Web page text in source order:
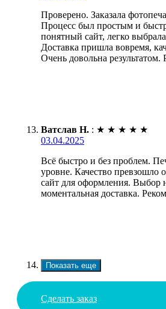
Проверено. Заказала
Процесс был простым и
понятный сайт, легко
Доставка пришла вовремя,
Очень довольна
Ватслав Н. : ★ ★ ★ ★ ★
03.04.2025
Всё быстро и без проблем.
уровне. Качество превзошло
сайт для оформления. Выбор
моментальная доставка.
Показать еще
Сделать заказ